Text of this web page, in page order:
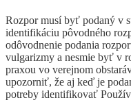
Rozpor musí byť podaný v
identifikáciu pôvodného
odôvodnenie podania
vulgarizmy a nesmie byť v
praxou vo verejnom
upozorniť, že aj keď je
potreby identifikovať